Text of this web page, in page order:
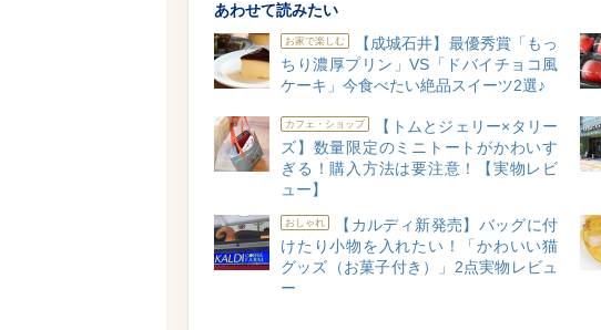
あわせて読みたい
お家で楽しむ
【成城石井】最優秀賞「もっ
ちり濃厚プリン」VS「ドバイチョコ風
ケーキ」今食べたい絶品スイーツ2選♪
カフェ・ショップ
【トムとジェリー×タリー
ズ】数量限定のミニトートがかわいす
ぎる！購入方法は要注意！【実物レビ
ュー】
おしゃれ
【カルディ新発売】バッグに付
けたり小物を入れたい！「かわいい猫
グッズ（お菓子付き）」2点実物レビュ
ー